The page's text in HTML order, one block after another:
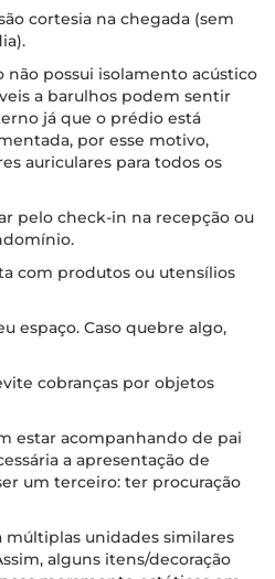
cortesia na chegada (sem
possui isolamento acústico
a barulhos podem sentir
já que o prédio está
por esse motivo,
auriculares para todos os
pelo check-in na recepção ou
com produtos ou utensílios
espaço. Caso quebre algo,
cobranças por objetos
estar acompanhando de pai
a apresentação de
um terceiro: ter procuração
múltiplas unidades similares
alguns itens/decoração